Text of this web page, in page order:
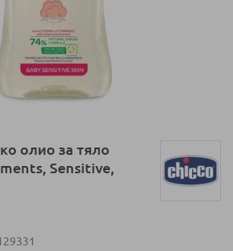
олио за тяло
Sensitive,